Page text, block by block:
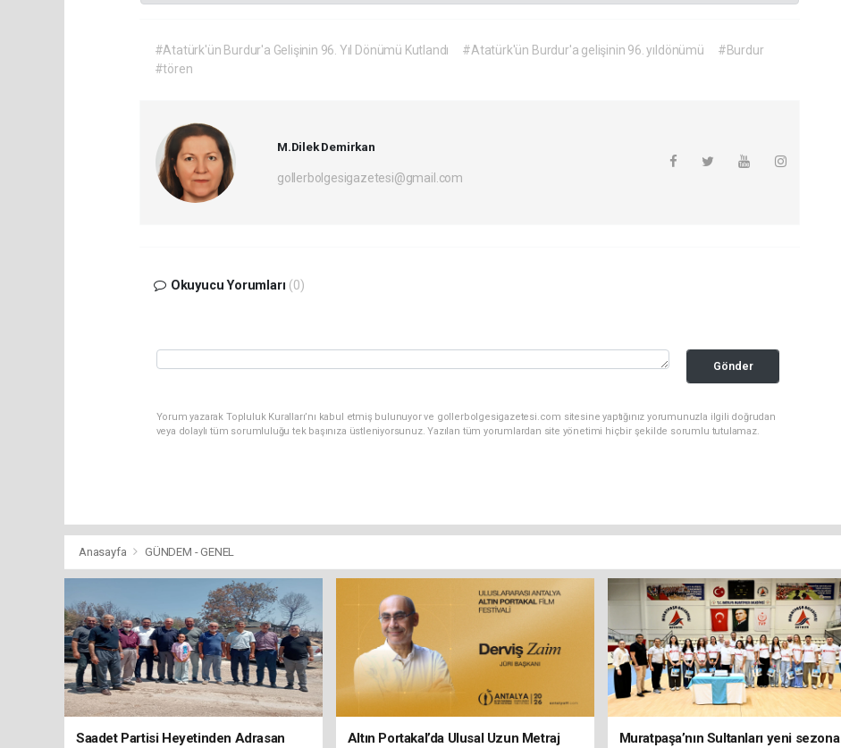
#Atatürk'ün Burdur'a Gelişinin 96. Yıl Dönümü Kutlandı #Atatürk'ün Burdur'a gelişinin 96. yıldönümü
#Burdur
#tören
M.Dilek Demirkan
gollerbolgesigazetesi@gmail.com
Okuyucu Yorumları (0)
Gönder
Yorum yazarak Topluluk Kuralları’nı kabul etmiş bulunuyor ve gollerbolgesigazetesi.com sitesine yaptığınız yorumunuzla ilgili doğrudan
veya dolaylı tüm sorumluluğu tek başınıza üstleniyorsunuz. Yazılan tüm yorumlardan site yönetimi hiçbir şekilde sorumlu tutulamaz.
Anasayfa GÜNDEM - GENEL
Saadet Partisi Heyetinden Adrasan
Altın Portakal’da Ulusal Uzun Metraj
Muratpaşa’nın Sultanları yeni sezona